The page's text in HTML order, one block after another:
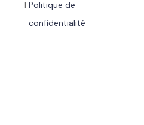
| Politique de
confidentialité